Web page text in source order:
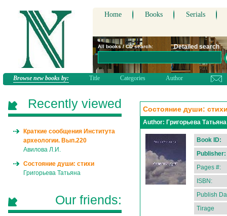
Home Books Serials
All books / CD search: Detailed search
Browse new books by: Title Categories Author
Состояние души:
Author: Григорьева Татьяна
Book ID:
Publisher:
Pages #:
ISBN:
Publish
Tirage
Recently viewed
Краткие сообщения Института
археологии. Вып.220
Авилова Л.И.
Состояние души: стихи
Григорьева Татьяна
Our friends: